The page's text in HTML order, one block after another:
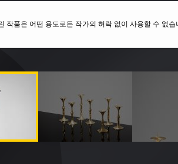
작품은 어떤 용도로든 작가의 허락 없이 사용할 수 없습